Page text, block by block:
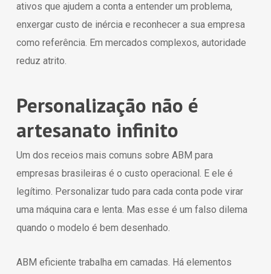
ativos que ajudem a conta a entender um problema,
enxergar custo de inércia e reconhecer a sua empresa
como referência. Em mercados complexos, autoridade
reduz atrito.
Personalização não é
artesanato infinito
Um dos receios mais comuns sobre ABM para
empresas brasileiras é o custo operacional. E ele é
legítimo. Personalizar tudo para cada conta pode virar
uma máquina cara e lenta. Mas esse é um falso dilema
quando o modelo é bem desenhado.
ABM eficiente trabalha em camadas. Há elementos